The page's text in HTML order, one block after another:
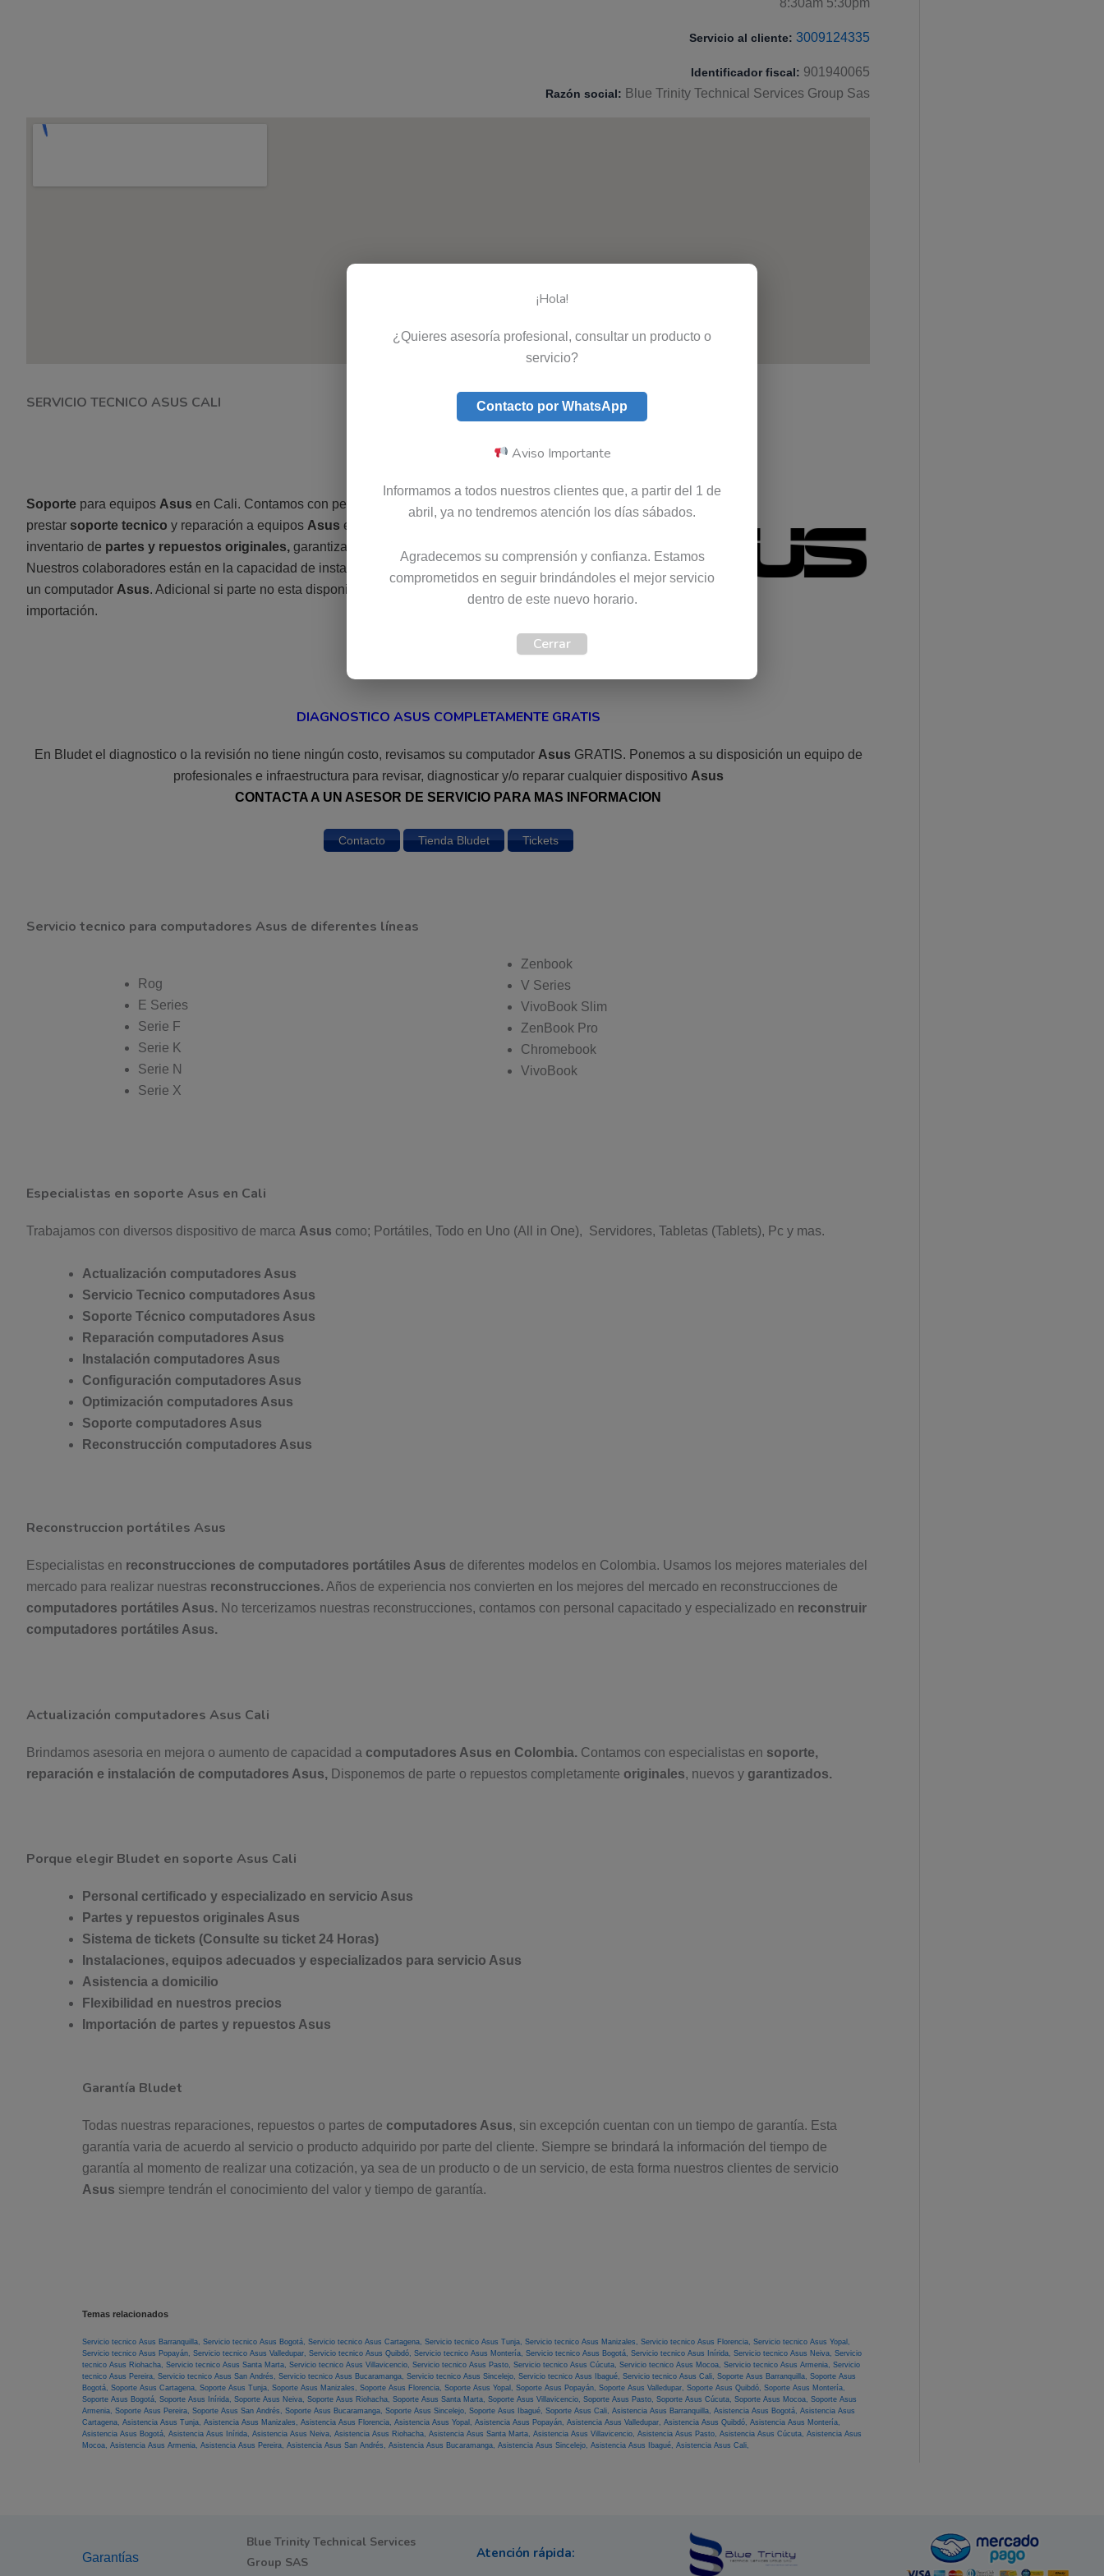
8:30am 5:30pm
Servicio al cliente: 3009124335
Identificador fiscal: 901940065
Razón social: Blue Trinity Technical Services Group Sas
SERVICIO TECNICO ASUS CALI
Soporte para equipos Asus en Cali. Contamos con personal certificado y especializado para
prestar soporte tecnico y reparación a equipos Asus en Colombia. Disponemos de un extenso
inventario de partes y repuestos originales, garantizados para computadores
Nuestros colaboradores están en la capacidad de instalar, configurar o reparar cualquier parte de
un computador Asus. Adicional si parte no esta disponible en el país, es posible solicitarla bajo
importación.
DIAGNOSTICO ASUS COMPLETAMENTE GRATIS
En Bludet el diagnostico o la revisión no tiene ningún costo, revisamos su computador Asus GRATIS. Ponemos a su disposición un equipo de
profesionales e infraestructura para revisar, diagnosticar y/o reparar cualquier dispositivo Asus
CONTACTA A UN ASESOR DE SERVICIO PARA MAS INFORMACION
Contacto Tienda Bludet Tickets
Servicio tecnico para computadores Asus de diferentes líneas
Rog
E Series
Serie F
Serie K
Serie N
Serie X
Zenbook
V Series
VivoBook Slim
ZenBook Pro
Chromebook
VivoBook
Especialistas en soporte Asus en Cali
Trabajamos con diversos dispositivo de marca Asus como; Portátiles, Todo en Uno (All in One), Servidores, Tabletas (Tablets), Pc y mas.
Actualización computadores Asus
Servicio Tecnico computadores Asus
Soporte Técnico computadores Asus
Reparación computadores Asus
Instalación computadores Asus
Configuración computadores Asus
Optimización computadores Asus
Soporte computadores Asus
Reconstrucción computadores Asus
Reconstruccion portátiles Asus
Especialistas en reconstrucciones de computadores portátiles Asus de diferentes modelos en Colombia. Usamos los mejores materiales del
mercado para realizar nuestras reconstrucciones. Años de experiencia nos convierten en los mejores del mercado en reconstrucciones de
computadores portátiles Asus. No tercerizamos nuestras reconstrucciones, contamos con personal capacitado y especializado en reconstruir
computadores portátiles Asus.
Actualización computadores Asus Cali
Brindamos asesoria en mejora o aumento de capacidad a computadores Asus en Colombia. Contamos con especialistas en soporte,
reparación e instalación de computadores Asus, Disponemos de parte o repuestos completamente originales, nuevos y garantizados.
Porque elegir Bludet en soporte Asus Cali
Personal certificado y especializado en servicio Asus
Partes y repuestos originales Asus
Sistema de tickets (Consulte su ticket 24 Horas)
Instalaciones, equipos adecuados y especializados para servicio Asus
Asistencia a domicilio
Flexibilidad en nuestros precios
Importación de partes y repuestos Asus
Garantía Bludet
Todas nuestras reparaciones, repuestos o partes de computadores Asus, sin excepción cuentan con un tiempo de garantía. Esta
garantía varia de acuerdo al servicio o producto adquirido por parte del cliente. Siempre se brindará la información del tiempo de
garantía al momento de realizar una cotización, ya sea de un producto o de un servicio, de esta forma nuestros clientes de servicio
Asus siempre tendrán el conocimiento del valor y tiempo de garantía.
Temas relacionados
Servicio tecnico Asus Barranquilla, Servicio tecnico Asus Bogotá, Servicio tecnico Asus Cartagena, Servicio tecnico Asus Tunja, Servicio tecnico Asus Manizales, Servicio tecnico Asus Florencia, Servicio tecnico Asus Yopal,
Servicio tecnico Asus Popayán, Servicio tecnico Asus Valledupar, Servicio tecnico Asus Quibdó, Servicio tecnico Asus Montería, Servicio tecnico Asus Bogotá, Servicio tecnico Asus Inírida, Servicio tecnico Asus Neiva, Servicio
tecnico Asus Riohacha, Servicio tecnico Asus Santa Marta, Servicio tecnico Asus Villavicencio, Servicio tecnico Asus Pasto, Servicio tecnico Asus Cúcuta, Servicio tecnico Asus Mocoa, Servicio tecnico Asus Armenia, Servicio
tecnico Asus Pereira, Servicio tecnico Asus San Andrés, Servicio tecnico Asus Bucaramanga, Servicio tecnico Asus Sincelejo, Servicio tecnico Asus Ibagué, Servicio tecnico Asus Cali, Soporte Asus Barranquilla, Soporte Asus
Bogotá, Soporte Asus Cartagena, Soporte Asus Tunja, Soporte Asus Manizales, Soporte Asus Florencia, Soporte Asus Yopal, Soporte Asus Popayán, Soporte Asus Valledupar, Soporte Asus Quibdó, Soporte Asus Montería,
Soporte Asus Bogotá, Soporte Asus Inírida, Soporte Asus Neiva, Soporte Asus Riohacha, Soporte Asus Santa Marta, Soporte Asus Villavicencio, Soporte Asus Pasto, Soporte Asus Cúcuta, Soporte Asus Mocoa, Soporte Asus
Armenia, Soporte Asus Pereira, Soporte Asus San Andrés, Soporte Asus Bucaramanga, Soporte Asus Sincelejo, Soporte Asus Ibagué, Soporte Asus Cali, Asistencia Asus Barranquilla, Asistencia Asus Bogotá, Asistencia Asus
Cartagena, Asistencia Asus Tunja, Asistencia Asus Manizales, Asistencia Asus Florencia, Asistencia Asus Yopal, Asistencia Asus Popayán, Asistencia Asus Valledupar, Asistencia Asus Quibdó, Asistencia Asus Montería,
Asistencia Asus Bogotá, Asistencia Asus Inírida, Asistencia Asus Neiva, Asistencia Asus Riohacha, Asistencia Asus Santa Marta, Asistencia Asus Villavicencio, Asistencia Asus Pasto, Asistencia Asus Cúcuta, Asistencia Asus
Mocoa, Asistencia Asus Armenia, Asistencia Asus Pereira, Asistencia Asus San Andrés, Asistencia Asus Bucaramanga, Asistencia Asus Sincelejo, Asistencia Asus Ibagué, Asistencia Asus Cali,
Garantías
Blue Trinity Technical Services
Group SAS
Atención rápida:
¡Hola!
¿Quieres asesoría profesional, consultar un producto o
servicio?
Contacto por WhatsApp
Aviso Importante
Informamos a todos nuestros clientes que, a partir del 1 de
abril, ya no tendremos atención los días sábados.
Agradecemos su comprensión y confianza. Estamos
comprometidos en seguir brindándoles el mejor servicio
dentro de este nuevo horario.
Cerrar